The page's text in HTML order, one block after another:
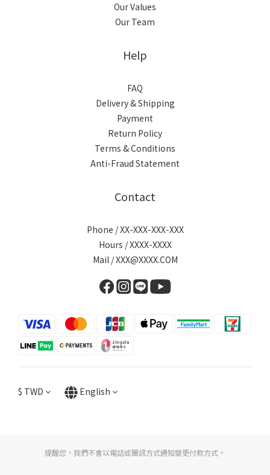
Our Values
Our Team
Help
FAQ
Delivery & Shipping
Payment
Return Policy
Terms & Conditions
Anti-Fraud Statement
Contact
Phone / XX-XXX-XXX-XXX
Hours / XXXX-XXXX
Mail / XXX@XXXX.COM
$ TWD English
提醒您，我們不會以電話或簡訊方式通知變更付款方式。